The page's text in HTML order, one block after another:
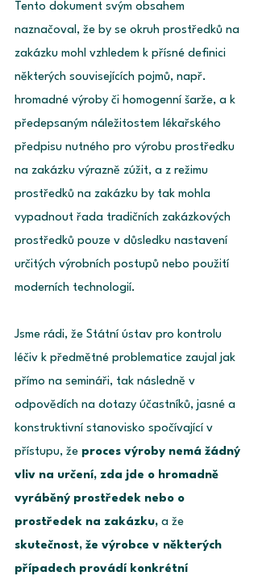
Tento dokument svým obsahem
naznačoval, že by se okruh prostředků na
zakázku mohl vzhledem k přísné definici
některých souvisejících pojmů, např.
hromadné výroby či homogenní šarže, a k
předepsaným náležitostem lékařského
předpisu nutného pro výrobu prostředku
na zakázku výrazně zúžit, a z režimu
prostředků na zakázku by tak mohla
vypadnout řada tradičních zakázkových
prostředků pouze v důsledku nastavení
určitých výrobních postupů nebo použití
moderních technologií.
Jsme rádi, že Státní ústav pro kontrolu
léčiv k předmětné problematice zaujal jak
přímo na semináři, tak následně v
odpovědích na dotazy účastníků, jasné a
konstruktivní stanovisko spočívající v
přístupu, že proces výroby nemá žádný
vliv na určení, zda jde o hromadně
vyráběný prostředek nebo o
prostředek na zakázku, a že
skutečnost, že výrobce v některých
případech provádí konkrétní